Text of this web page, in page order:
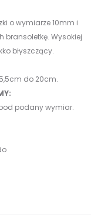
o wymiarze 10mm i
bransoletkę. Wysokiej
błyszczący.
do 20cm.
podany wymiar.